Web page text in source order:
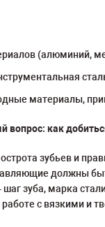
(алюминий,
материалы,
вопрос: как
зубьев и
должны
шаг зуба, марка
работе с вязкими и